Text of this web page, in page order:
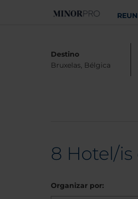
Destino
Bruxelas, Bélgica
8 Hotel/is
Organizar por: